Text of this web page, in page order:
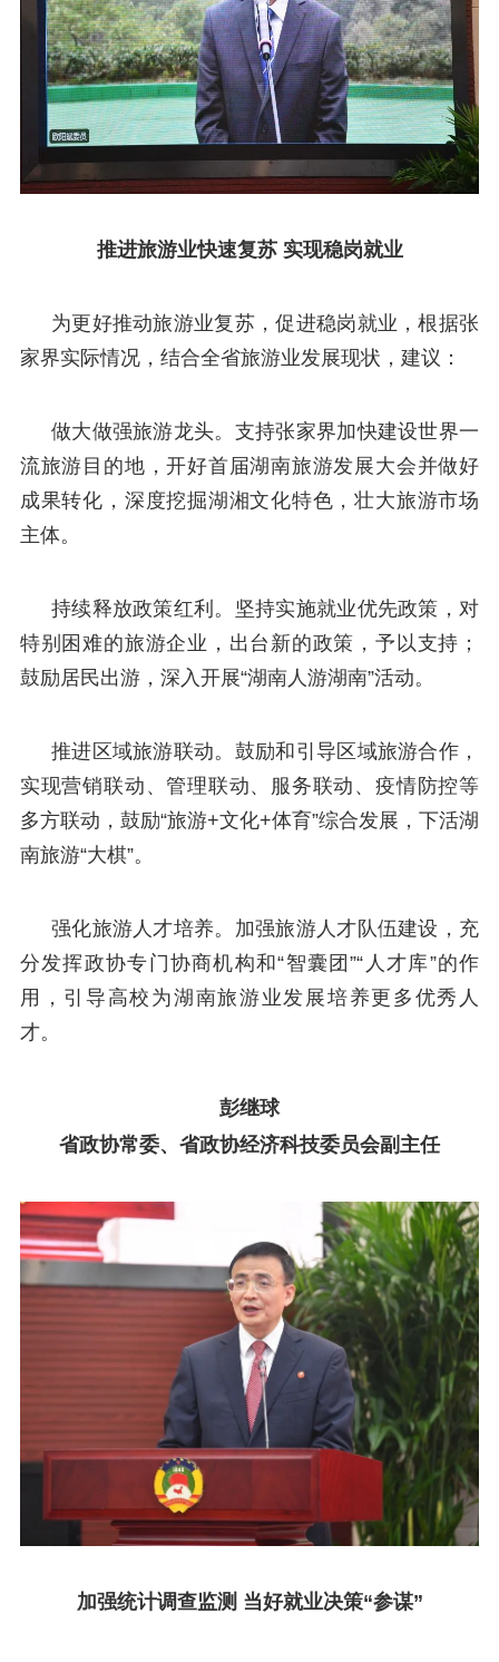
推进旅游业快速复苏 实现稳岗就业
为更好推动旅游业复苏，促进稳岗就业，根据张
家界实际情况，结合全省旅游业发展现状，建议：
做大做强旅游龙头。支持张家界加快建设世界一
流旅游目的地，开好首届湖南旅游发展大会并做好
成果转化，深度挖掘湖湘文化特色，壮大旅游市场
主体。
持续释放政策红利。坚持实施就业优先政策，对
特别困难的旅游企业，出台新的政策，予以支持；
鼓励居民出游，深入开展“湖南人游湖南”活动。
推进区域旅游联动。鼓励和引导区域旅游合作，
实现营销联动、管理联动、服务联动、疫情防控等
多方联动，鼓励“旅游+文化+体育”综合发展，下活湖
南旅游“大棋”。
强化旅游人才培养。加强旅游人才队伍建设，充
分发挥政协专门协商机构和“智囊团”“人才库”的作
用，引导高校为湖南旅游业发展培养更多优秀人
才。
彭继球
省政协常委、省政协经济科技委员会副主任
加强统计调查监测 当好就业决策“参谋”